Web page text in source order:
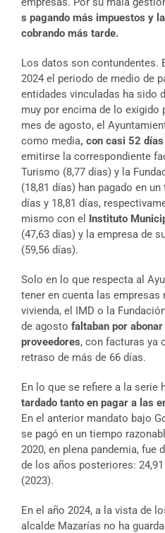
s pagando más impuestos y
cobrando más tarde.
Los datos son contundentes.
2024 el periodo de medio de
entidades vinculadas ha sido
muy por encima de lo exigido
mes de agosto, el
como media, con casi 52 días
emitirse la correspondiente
Turismo (8,77 días) y la
(18,81 días) han pagado en
días y 18,81 días,
mismo con el Instituto
(47,63 días) y la empresa de
(59,56 días).
Solo en lo que respecta al
tener en cuenta las
vivienda, el IMD o la
de agosto faltaban por
proveedores, con facturas ya
retraso de más de 66 días.
En lo que se refiere a la serie
tardado tanto en pagar a las
En el anterior mandato bajo
se pagó en un tiempo
2020, en plena pandemia, fue
de los años posteriores: 24,91
(2023).
En el año 2024, a la vista de
alcalde Mazarías no ha